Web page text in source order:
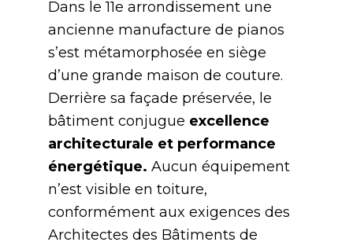
Dans le 11e arrondissement une
ancienne manufacture de pianos
s’est métamorphosée en siège
d’une grande maison de couture.
Derrière sa façade préservée, le
bâtiment conjugue excellence
architecturale et performance
énergétique. Aucun équipement
n’est visible en toiture,
conformément aux exigences des
Architectes des Bâtiments de